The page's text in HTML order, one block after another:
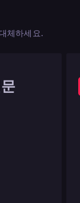
체하세요.